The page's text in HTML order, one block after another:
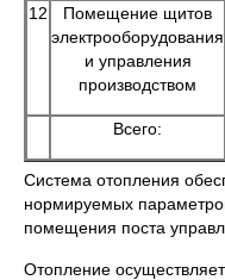
12
Помещение щитов
электрооборудования
и управления
производством
Всего:
Система отопления
нормируемых
помещения поста
Отопление